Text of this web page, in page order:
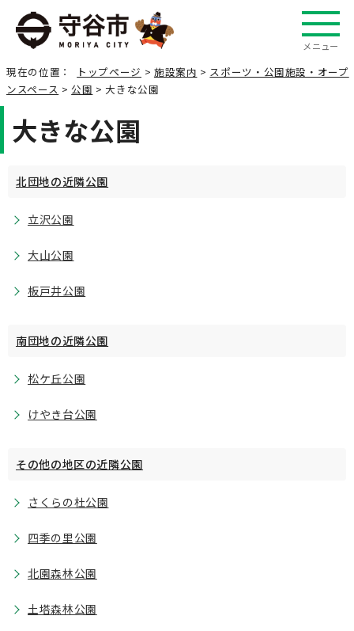
メニュー
現在の位置： トップページ > 施設案内 > スポーツ・公園施設・オープ
ンスペース >公園 > 大きな公園
大きな公園
北団地の近隣公園
立沢公園
大山公園
板戸井公園
南団地の近隣公園
松ケ丘公園
けやき台公園
その他の地区の近隣公園
さくらの杜公園
四季の里公園
北園森林公園
土塔森林公園